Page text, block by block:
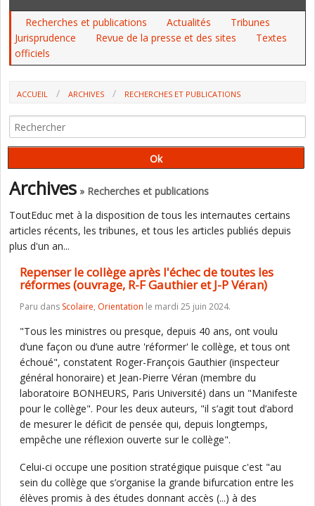
Recherches et publications Actualités
Tribunes
Jurisprudence
Revue de la presse et des sites
Textes
officiels
ACCUEIL ARCHIVES
RECHERCHES ET PUBLICATIONS
(OUVRAGE, R-F GAUTHIER ET J-P VÉRAN)
Archives » Recherches et publications
ToutEduc met à la disposition de tous les internautes certains
articles récents, les tribunes, et tous les articles publiés depuis
plus d'un an...
Repenser le collège après l'échec de toutes les
réformes (ouvrage, R-F Gauthier et J-P Véran)
Paru dans Scolaire, Orientation le mardi 25 juin 2024.
"Tous les ministres ou presque, depuis 40 ans, ont voulu
d’une façon ou d’une autre 'réformer' le collège, et tous ont
échoué", constatent Roger-François Gauthier (inspecteur
général honoraire) et Jean-Pierre Véran (membre du
laboratoire BONHEURS, Paris Université) dans un "Manifeste
pour le collège". Pour les deux auteurs, "il s’agit tout d’abord
de mesurer le déficit de pensée qui, depuis longtemps,
empêche une réflexion ouverte sur le collège".
Celui-ci occupe une position stratégique puisque c'est "au
sein du collège que s’organise la grande bifurcation entre les
élèves promis à des études donnant accès (...) à des